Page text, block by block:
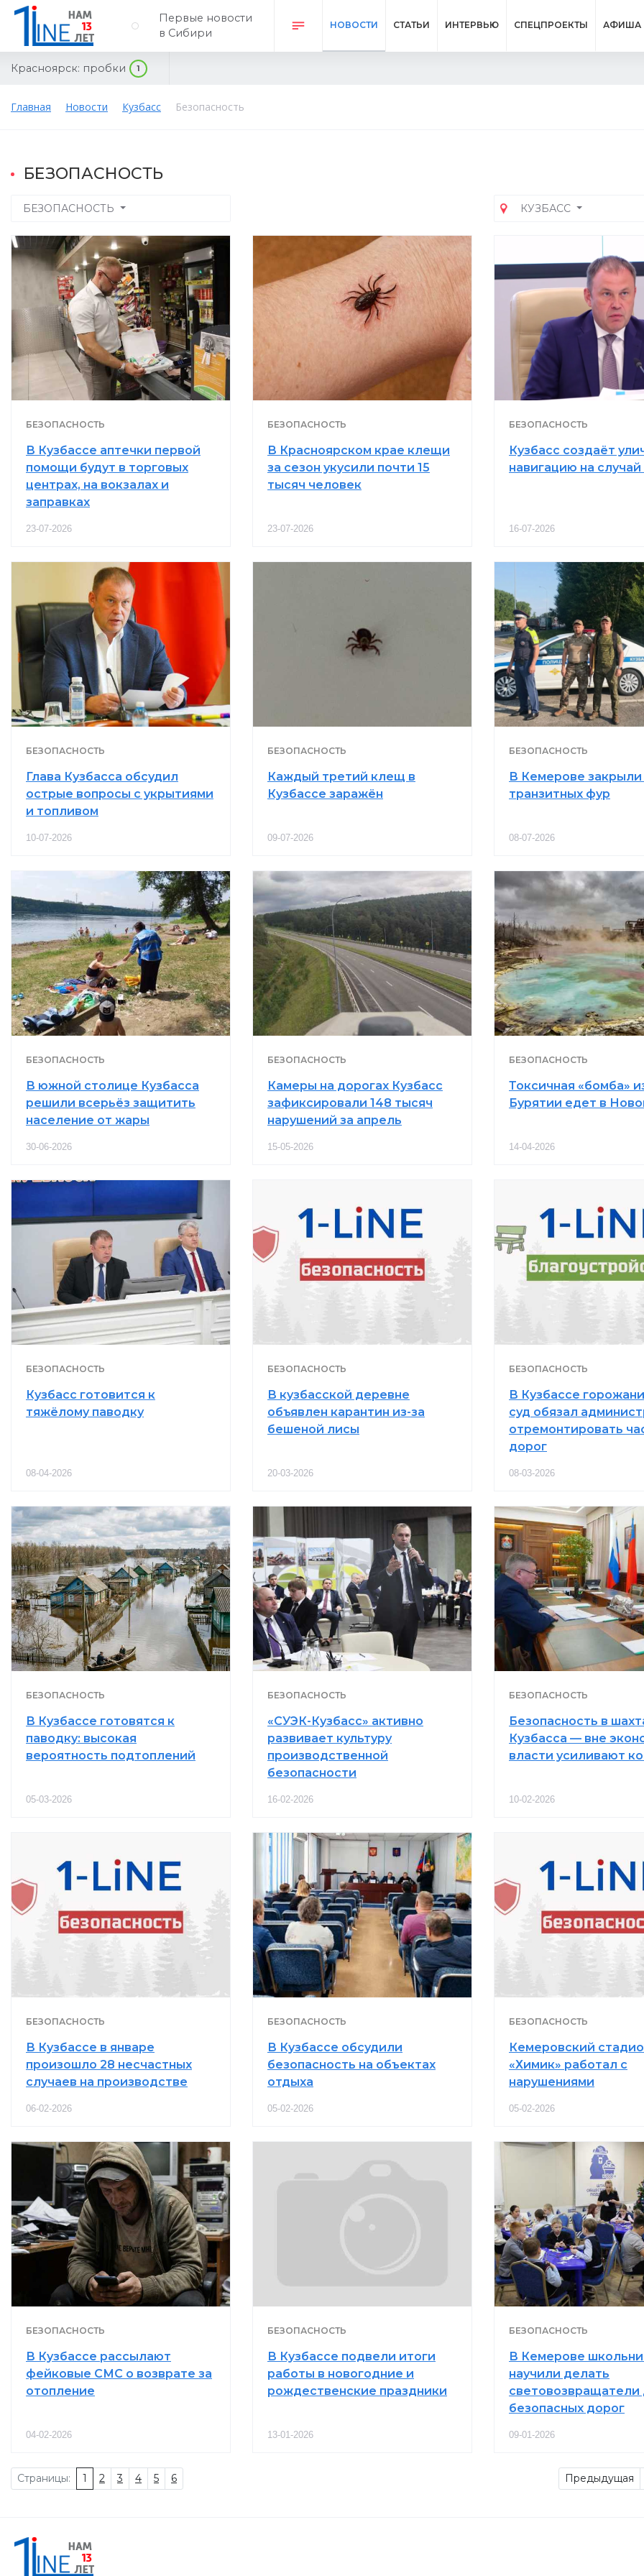
Первые новости
в Сибири
НОВОСТИ СТАТЬИ ИНТЕРВЬЮ СПЕЦПРОЕКТЫ АФИША
Красноярск: пробки 1
Главная Новости Кузбасс Безопасность
БЕЗОПАСНОСТЬ
БЕЗОПАСНОСТЬ КУЗБАСС
БЕЗОПАСНОСТЬ
В Кузбассе аптечки первой
помощи будут в торговых
центрах, на вокзалах и
заправках
23-07-2026
БЕЗОПАСНОСТЬ
В Красноярском крае клещи
за сезон укусили почти 15
тысяч человек
23-07-2026
БЕЗОПАСНОСТЬ
Кузбасс создаёт
навигацию на
16-07-2026
БЕЗОПАСНОСТЬ
Глава Кузбасса обсудил
острые вопросы с укрытиями
и топливом
10-07-2026
БЕЗОПАСНОСТЬ
Каждый третий клещ в
Кузбассе заражён
09-07-2026
БЕЗОПАСНОСТЬ
В Кемерове
транзитных фур
08-07-2026
БЕЗОПАСНОСТЬ
В южной столице Кузбасса
решили всерьёз защитить
население от жары
30-06-2026
БЕЗОПАСНОСТЬ
Камеры на дорогах Кузбасс
зафиксировали 148 тысяч
нарушений за апрель
15-05-2026
БЕЗОПАСНОСТЬ
Токсичная «бомба»
Бурятии едет в
14-04-2026
БЕЗОПАСНОСТЬ
Кузбасс готовится к
тяжёлому паводку
08-04-2026
БЕЗОПАСНОСТЬ
В кузбасской деревне
объявлен карантин из-за
бешеной лисы
20-03-2026
БЕЗОПАСНОСТЬ
В Кузбассе
суд обязал
отремонтировать
дорог
08-03-2026
БЕЗОПАСНОСТЬ
В Кузбассе готовятся к
паводку: высокая
вероятность подтоплений
05-03-2026
БЕЗОПАСНОСТЬ
«СУЭК-Кузбасс» активно
развивает культуру
производственной
безопасности
16-02-2026
БЕЗОПАСНОСТЬ
Безопасность в
Кузбасса — вне
власти усиливают
10-02-2026
БЕЗОПАСНОСТЬ
В Кузбассе в январе
произошло 28 несчастных
случаев на производстве
06-02-2026
БЕЗОПАСНОСТЬ
В Кузбассе обсудили
безопасность на объектах
отдыха
05-02-2026
БЕЗОПАСНОСТЬ
Кемеровский
«Химик» работал с
нарушениями
05-02-2026
БЕЗОПАСНОСТЬ
В Кузбассе рассылают
фейковые СМС о возврате за
отопление
04-02-2026
БЕЗОПАСНОСТЬ
В Кузбассе подвели итоги
работы в новогодние и
рождественские праздники
13-01-2026
БЕЗОПАСНОСТЬ
В Кемерове
научили делать
световозвращатели
безопасных дорог
09-01-2026
Страницы: 1 2 3 4 5 6 Предыдущая